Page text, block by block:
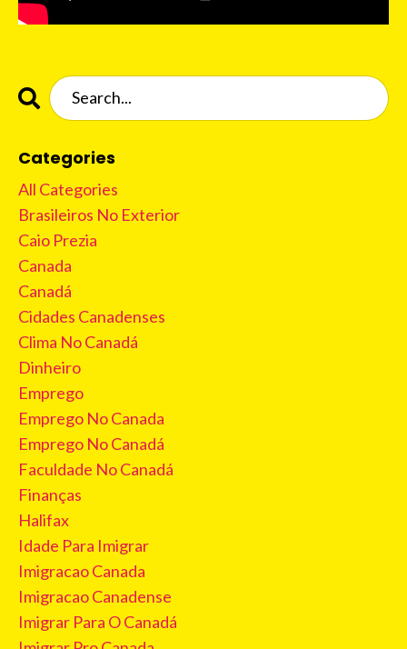
Categories
All Categories
Brasileiros No Exterior
Caio Prezia
Canada
Canadá
Cidades Canadenses
Clima No Canadá
Dinheiro
Emprego
Emprego No Canada
Emprego No Canadá
Faculdade No Canadá
Finanças
Halifax
Idade Para Imigrar
Imigracao Canada
Imigracao Canadense
Imigrar Para O Canadá